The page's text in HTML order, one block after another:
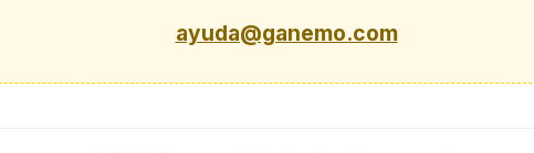
ayuda@ganemo.com